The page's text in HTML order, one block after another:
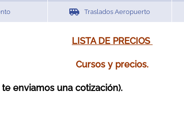
Traslados Aeropuerto
LISTA DE PRECIOS
Cursos y precios.
enviamos una cotización).